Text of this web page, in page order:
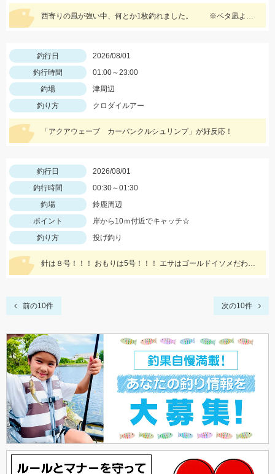
西寄りの風が強い中、何とか1枚釣れました。 ※ベタ凪よりは魚の活性が高い気がします。
釣行日
2026/08/01
釣行時間
01:00～23:00
釣場
津周辺
釣り方
クロダイルアー
「アクアウェーブ カーバンクルシュリンプ」が好反応！
釣行日
2026/08/01
釣行時間
00:30～01:30
釣場
鈴鹿周辺
ポイント
岸から10ｍ付近でキャッチ☆
釣り方
投げ釣り
針は８号！！！ おもりは5号！！！ エサはゴールドイソメだわ～ん！
前の10件 次の10件